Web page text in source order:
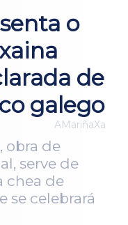
o
de
galego
AMariñaXa
obra de
serve de
chea de
se celebrará